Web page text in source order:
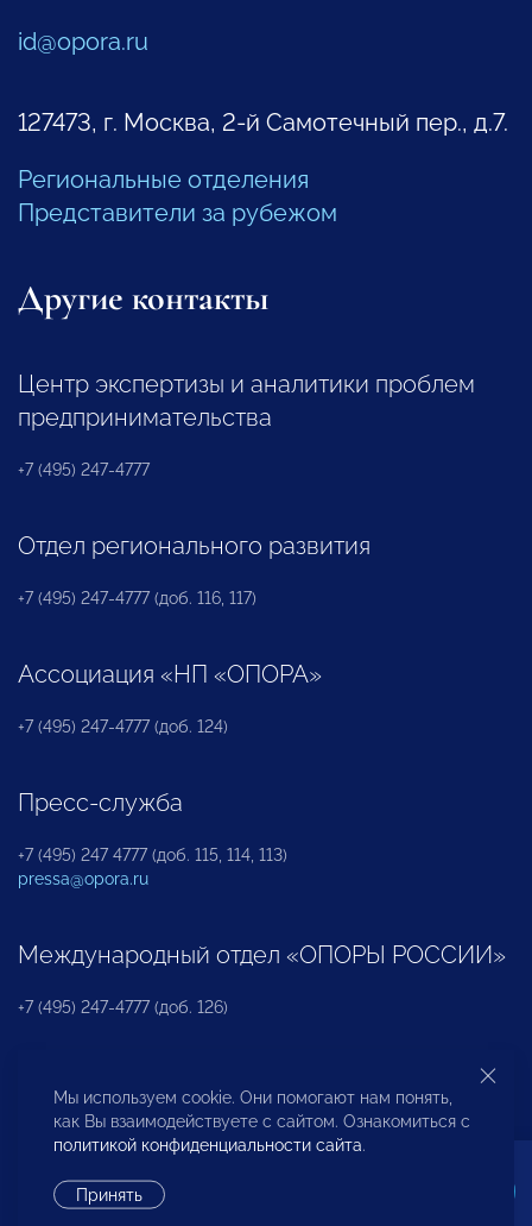
id@opora.ru
127473, г. Москва, 2-й Самотечный пер., д.7.
Региональные отделения
Представители за рубежом
Другие контакты
Центр экспертизы и аналитики проблем
предпринимательства
+7 (495) 247-4777
Отдел регионального развития
+7 (495) 247-4777 (доб. 116, 117)
Ассоциация «НП «ОПОРА»
+7 (495) 247-4777 (доб. 124)
Пресс-служба
+7 (495) 247 4777 (доб. 115, 114, 113)
pressa@opora.ru
Международный отдел «ОПОРЫ РОССИИ»
+7 (495) 247-4777 (доб. 126)
Бюро по защите прав предпринимателей и
инвесторов
Мы используем cookie. Они помогают нам понять,
как Вы взаимодействуете с сайтом. Ознакомиться с
политикой конфиденциальности сайта.
Принять